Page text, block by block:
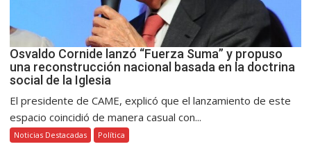
Osvaldo Cornide lanzó “Fuerza Suma” y propuso
una reconstrucción nacional basada en la doctrina
social de la Iglesia
El presidente de CAME, explicó que el lanzamiento de este
espacio coincidió de manera casual con...
Noticias Destacadas Política